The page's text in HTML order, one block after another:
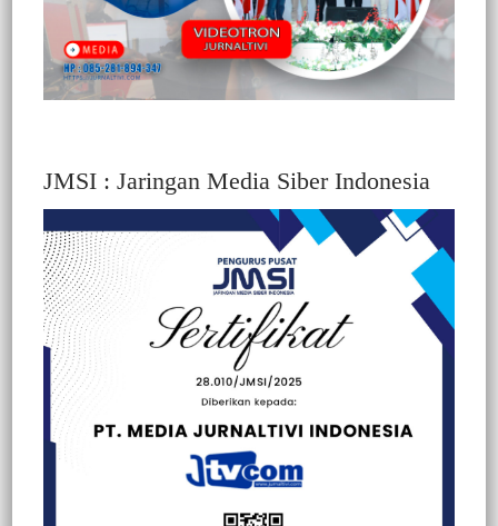
JMSI : Jaringan Media Siber Indonesia